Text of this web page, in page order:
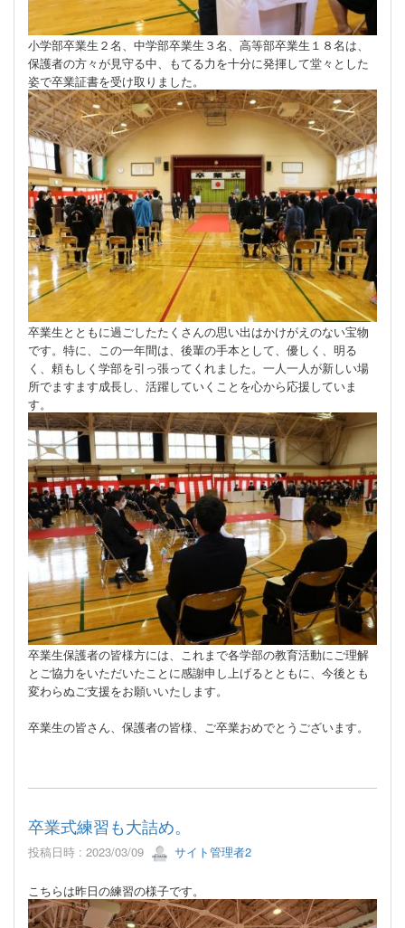
小学部卒業生２名、中学部卒業生３名、高等部卒業生１８名は、
保護者の方々が見守る中、もてる力を十分に発揮して堂々とした
姿で卒業証書を受け取りました。
卒業生とともに過ごしたたくさんの思い出はかけがえのない宝物
です。特に、この一年間は、後輩の手本として、優しく、明る
く、頼もしく学部を引っ張ってくれました。一人一人が新しい場
所でますます成長し、活躍していくことを心から応援していま
す。
卒業生保護者の皆様方には、これまで各学部の教育活動にご理解
とご協力をいただいたことに感謝申し上げるとともに、今後とも
変わらぬご支援をお願いいたします。
卒業生の皆さん、保護者の皆様、ご卒業おめでとうございます。
卒業式練習も大詰め。
投稿日時 : 2023/03/09 サイト管理者2
こちらは昨日の練習の様子です。